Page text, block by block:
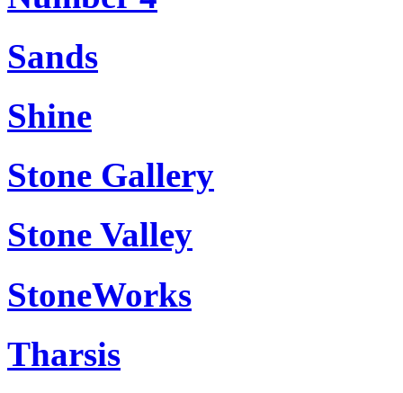
Sands
Shine
Stone Gallery
Stone Valley
StoneWorks
Tharsis